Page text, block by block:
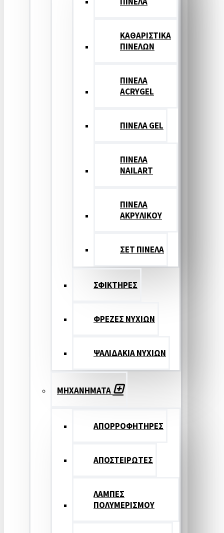
ΚΑΘΑΡΙΣΤΙΚΑ
ΠΙΝΕΛΩΝ
ΠΙΝΕΛΑ
ACRYGEL
ΠΙΝΕΛΑ GEL
ΠΙΝΕΛΑ
NAILART
ΠΙΝΕΛΑ
ΑΚΡΥΛΙΚΟΥ
ΣΕΤ ΠΙΝΕΛA
ΣΦΙΚΤΗΡΕΣ
ΦΡΕΖΕΣ ΝΥΧΙΩΝ
ΨΑΛΙΔΑΚΙΑ ΝΥΧΙΩΝ
ΜΗΧΑΝΗΜΑΤΑ
ΑΠΟΡΡΟΦΗΤΗΡΕΣ
ΑΠΟΣΤΕΙΡΩΤΕΣ
ΛΑΜΠΕΣ
ΠΟΛΥΜΕΡΙΣΜΟΥ